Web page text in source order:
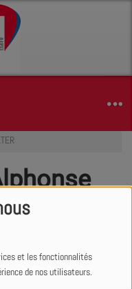
et les fonctionnalités
de nos utilisateurs.